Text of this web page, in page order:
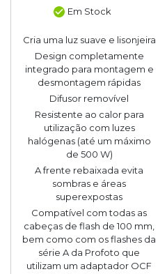
Em Stock
Cria uma luz suave e lisonjeira
Design completamente
integrado para montagem e
desmontagem rápidas
Difusor removível
Resistente ao calor para
utilização com luzes
halógenas (até um máximo
de 500 W)
A frente rebaixada evita
sombras e áreas
superexpostas
Compatível com todas as
cabeças de flash de 100 mm,
bem como com os flashes da
série A da Profoto que
utilizam um adaptador OCF